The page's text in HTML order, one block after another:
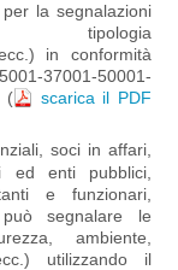
la segnalazioni
tipologia
in conformità
37001-50001-
(
scarica il PDF
soci in affari,
ed enti pubblici,
e funzionari,
segnalare le
ambiente,
utilizzando il